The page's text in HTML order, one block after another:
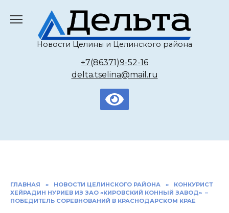
содержанию
Новости Целины и Целинского района
+7(86371)9-52-16
delta.tselina@mail.ru
ГЛАВНАЯ » НОВОСТИ ЦЕЛИНСКОГО РАЙОНА »
КОНКУРИСТ
ХЕЙРАДИН НУРИЕВ ИЗ ЗАО «КИРОВСКИЙ КОННЫЙ ЗАВОД» –
ПОБЕДИТЕЛЬ СОРЕВНОВАНИЙ В КРАСНОДАРСКОМ КРАЕ